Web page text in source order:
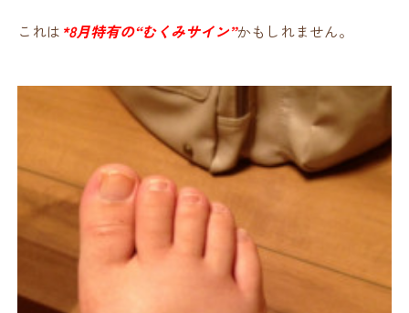
これは *8月特有の“むくみサイン”かもしれません。